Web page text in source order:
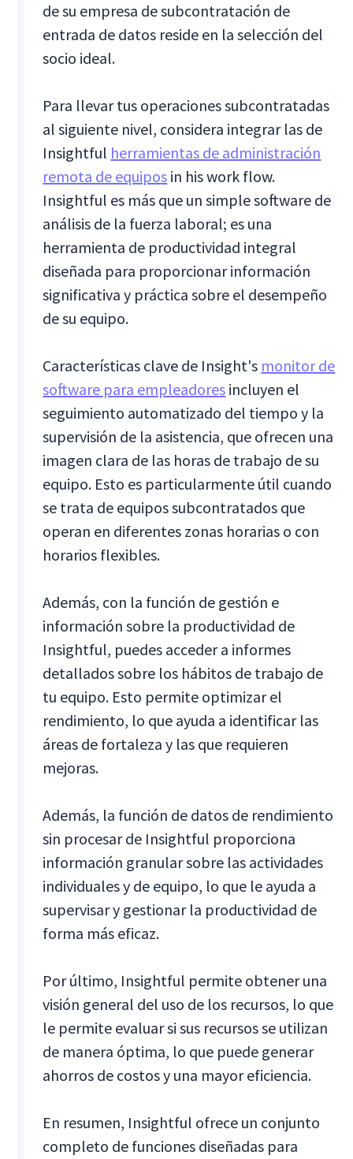
de su empresa de subcontratación de
entrada de datos reside en la selección del
socio ideal.
Para llevar tus operaciones subcontratadas
al siguiente nivel, considera integrar las de
Insightful herramientas de administración
remota de equipos in his work flow.
Insightful es más que un simple software de
análisis de la fuerza laboral; es una
herramienta de productividad integral
diseñada para proporcionar información
significativa y práctica sobre el desempeño
de su equipo.
Características clave de Insight's monitor de
software para empleadores incluyen el
seguimiento automatizado del tiempo y la
supervisión de la asistencia, que ofrecen una
imagen clara de las horas de trabajo de su
equipo. Esto es particularmente útil cuando
se trata de equipos subcontratados que
operan en diferentes zonas horarias o con
horarios flexibles.
Además, con la función de gestión e
información sobre la productividad de
Insightful, puedes acceder a informes
detallados sobre los hábitos de trabajo de
tu equipo. Esto permite optimizar el
rendimiento, lo que ayuda a identificar las
áreas de fortaleza y las que requieren
mejoras.
Además, la función de datos de rendimiento
sin procesar de Insightful proporciona
información granular sobre las actividades
individuales y de equipo, lo que le ayuda a
supervisar y gestionar la productividad de
forma más eficaz.
Por último, Insightful permite obtener una
visión general del uso de los recursos, lo que
le permite evaluar si sus recursos se utilizan
de manera óptima, lo que puede generar
ahorros de costos y una mayor eficiencia.
En resumen, Insightful ofrece un conjunto
completo de funciones diseñadas para